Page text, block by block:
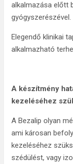
alkalmazása előtt
gyógyszerészével.
Elegendő klinikai
alkalmazható
A készítmény
kezeléséhez
A Bezalip olyan
ami károsan
kezeléséhez
szédülést, vagy